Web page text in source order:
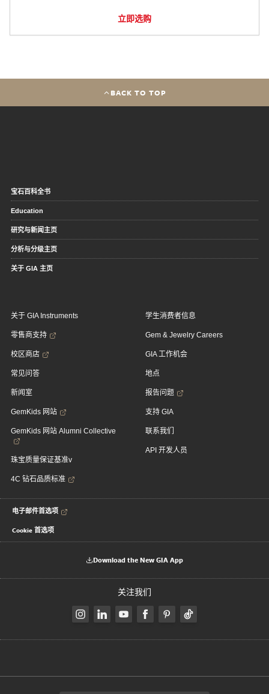
立即选购
BACK TO TOP
宝石百科全书
Education
研究与新闻主页
分析与分级主页
关于 GIA 主页
关于 GIA Instruments
零售商支持
校区商店
常见问答
新闻室
GemKids 网站
GemKids 网站 Alumni Collective
珠宝质量保证基准v
4C 钻石品质标准
学生消费者信息
Gem & Jewelry Careers
GIA 工作机会
地点
报告问题
支持 GIA
联系我们
API 开发人员
电子邮件首选项
Cookie 首选项
Download the New GIA App
关注我们